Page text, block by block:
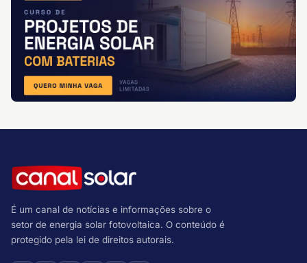
É um canal de notícias e informações sobre o
setor de energia solar fotovoltaica. O conteúdo é
protegido pela lei de direitos autorais.